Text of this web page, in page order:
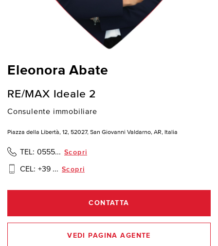
Eleonora Abate
RE/MAX Ideale 2
Consulente immobiliare
Piazza della Libertà, 12, 52027, San Giovanni Valdarno, AR, Italia
TEL: 0555... Scopri
CEL: +39 ... Scopri
CONTATTA
VEDI PAGINA AGENTE